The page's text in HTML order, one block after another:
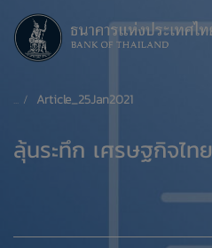
Article_25Jan2021
​ลุ้นระทึก เศรษฐกิจไทย